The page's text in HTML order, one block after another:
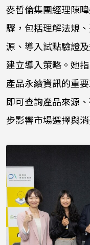
麥哲倫集團經理陳
驟，包括理解法規
源、導入試點驗證
建立導入策略。她
產品永續資訊的重
即可查詢產品來源
步影響市場選擇與消